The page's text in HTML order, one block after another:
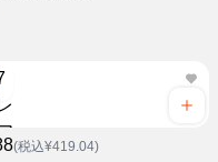
(税込¥419.04)